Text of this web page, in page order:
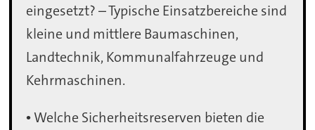
eingesetzt? – Typische Einsatzbereiche sind
kleine und mittlere Baumaschinen,
Landtechnik, Kommunalfahrzeuge und
Kehrmaschinen.
• Welche Sicherheitsreserven bieten die